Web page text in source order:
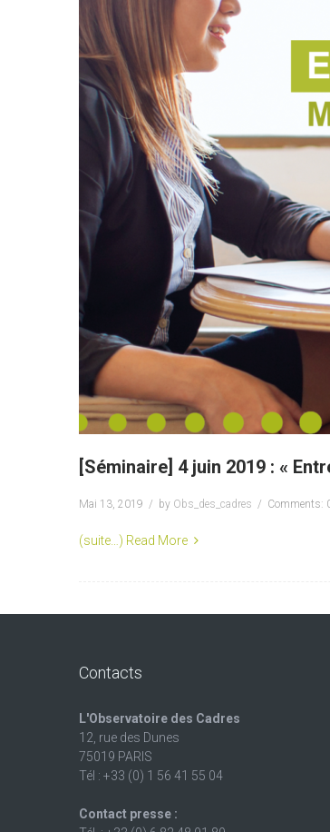
[Séminaire] 4 juin 2019 : «
Mai 13, 2019 by Obs_des_cadres Comments:
(suite…) Read More
Contacts
L'Observatoire des Cadres
12, rue des Dunes
75019 PARIS
Tél : +33 (0) 1 56 41 55 04
Contact presse :